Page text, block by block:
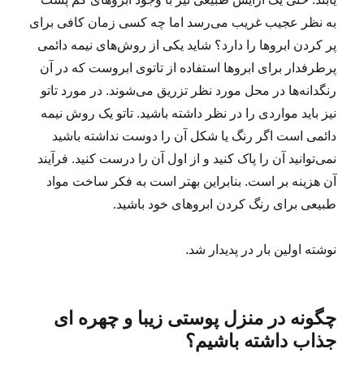
به نظر عجیب غریب می‌رسد اما چه کسی زمان کافی برای
پر کردن ابروها را دارد؟ شاید یکی از روش‌های نیمه دائمی
پرطرفدار برای ابروها استفاده از تاتوی ابروست که در آن
رنگدانه‌ها در محل مورد نظر تزریق می‌شوند. در مورد تاتو
نیز باید مواردی را در نظر داشته باشید. تاتو یک روش نیمه
دائمی است اگر رنگ یا شکل آن را دوست نداشته باشید
نمی‌توانید آن را پاک کنید و از اول آن را درست کنید. فرآیند
آن هزینه بر است. بنابراین بهتر است به فکر ساخت مواد
طبیعی برای رنگ کردن ابروهای خود باشید.
نوشته اولین بار در پدیدار شد.
چگونه در منزل پوستی زیبا و چهره ای
جذاب داشته باشیم؟